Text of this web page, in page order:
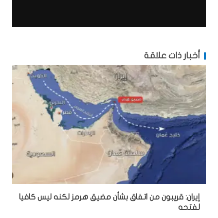
أخبار ذات علاقة
إيران: قريبون من اتفاق بشأن مضيق هرمز لكنه ليس كافيا
لفتحه